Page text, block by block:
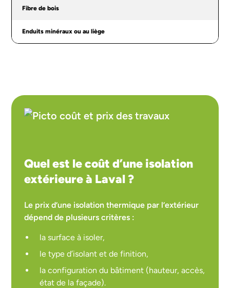
Fibre de bois
Enduits minéraux ou au liège
Quel est le coût d’une isolation
extérieure à Laval ?
Le prix d’une isolation thermique par l’extérieur
dépend de plusieurs critères :
la surface à isoler,
le type d’isolant et de finition,
la configuration du bâtiment (hauteur, accès,
état de la façade).